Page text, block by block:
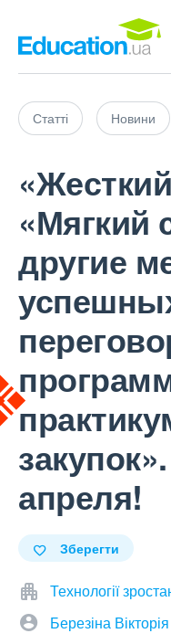
Статті Новини
«Мягкий
другие
апреля!
Зберегти
Технології
Березіна Вікторія